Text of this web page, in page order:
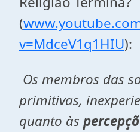
(
v=MdceV1q1HIU):
Os membros das
primitivas,
quanto às